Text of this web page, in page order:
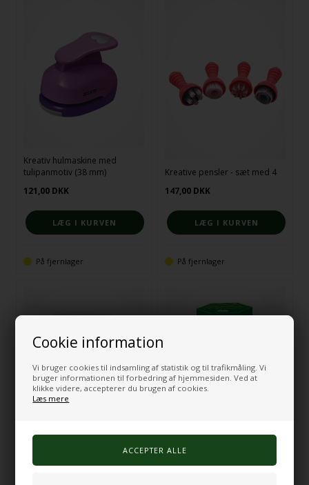
Cookie information
Vi bruger cookies til indsamling af statistik og til trafikmåling. Vi
bruger informationen til forbedring af hjemmesiden. Ved at
klikke videre, accepterer du brugen af cookies.
Læs mere
Kreativ hulmaskine med
tulipanmotiv (38 mm)
121,00 DKK
På fjernlager
Kreative pensler - sæt med 4
147,00 DKK
På fjernlager
39,00DKK
Kæmpe timeglas 30 min grøn
405,00DKK